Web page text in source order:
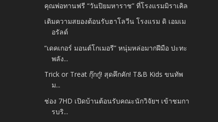
คุณพ่อทานฟรี “วันปิยมหาราช” ที่โรงแรมมิราเคิล
เติมความสยองต้อนรับฮาโลวีน โรงแรม ดิ เอมเม
อรัลด์
“เดคเกอร์ มอนต์โกเมอรี” หนุ่มหล่อมากฝีมือ ปะทะ
พลัง...
Trick or Treat กุ๊กกู๋! สุดคึกคัก! T&B Kids ขนทัพ
ม...
ช่อง 7HD เปิดบ้านต้อนรับคณะนักวิจัยฯ เข้าชมกา
รบริ...